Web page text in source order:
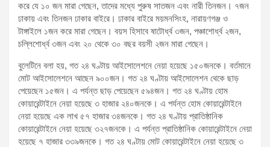
করে যে ১০ জন মারা গেছেন, তাদের মধ্যে পুরুষ সাতজন এবং নারী তিনজন। ৭জন
ঢাকায় এবং তিনজন ঢাকার বাইরে। ঢাকার বাইরে ময়মনসিংহ, নারায়ণগঞ্জ ও
টাঙ্গাইলে ১জন করে মারা গেছেন। বয়স হিসাবে ষাটোর্ধ্ব ৩জন, পঞ্চাশোর্ধ্ব ২জন,
চল্লিশোর্ধ্ব ৩জন এবং ২০ থেকে ৩০ বছর বয়সী ২জন মারা গেছেন।
বুলেটিনে বলা হয়, গত ২৪ ঘণ্টায় আইসোলেশনে নেয়া হয়েছে ১৫০জনকে। বর্তমানে
মোট আইসোলেশনে আছেন ৯০০জন। গত ২৪ ঘণ্টায় আইসোলেশন থেকে ছাড়
পেয়েছেন ১৫জন। এ পর্যন্ত ছাড় পেয়েছেন ৫৯৪জন। গত ২৪ ঘণ্টায় হোম
কোয়ারেন্টাইনে নেয়া হয়েছে ৩ হাজার ২৪০জনকে। এ পর্যন্ত হোম কোয়ারেন্টাইনে
নেয়া হয়েছে এক লাখ ৫৭ হাজার ৩৪জনকে। গত ২৪ ঘণ্টায় প্রাতিষ্ঠানিক
কোয়ারেন্টাইনে নেয়া হয়েছে ৩২৭জনকে। এ পর্যন্ত প্রাতিষ্ঠানিক কোয়ারেন্টাইনে নেয়া
হয়েছে ৭ হাজার ৩৩৯জনকে। গত ২৪ ঘণ্টায় মোট কোয়ারেন্টাইনে নেয়া হয়েছে ৩